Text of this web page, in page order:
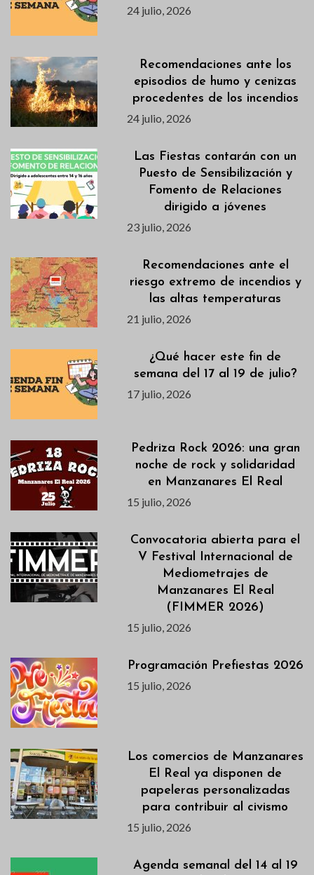
24 julio, 2026
Recomendaciones ante los
episodios de humo y cenizas
procedentes de los incendios
24 julio, 2026
Las Fiestas contarán con un
Puesto de Sensibilización y
Fomento de Relaciones
dirigido a jóvenes
23 julio, 2026
Recomendaciones ante el
riesgo extremo de incendios y
las altas temperaturas
21 julio, 2026
¿Qué hacer este fin de
semana del 17 al 19 de julio?
17 julio, 2026
Pedriza Rock 2026: una gran
noche de rock y solidaridad
en Manzanares El Real
15 julio, 2026
Convocatoria abierta para el
V Festival Internacional de
Mediometrajes de
Manzanares El Real
(FIMMER 2026)
15 julio, 2026
Programación Prefiestas 2026
15 julio, 2026
Los comercios de Manzanares
El Real ya disponen de
papeleras personalizadas
para contribuir al civismo
15 julio, 2026
Agenda semanal del 14 al 19